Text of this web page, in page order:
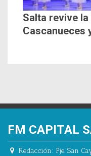
Salta revive la
Cascanueces
FM CAPITAL
Redacción: Pje. San